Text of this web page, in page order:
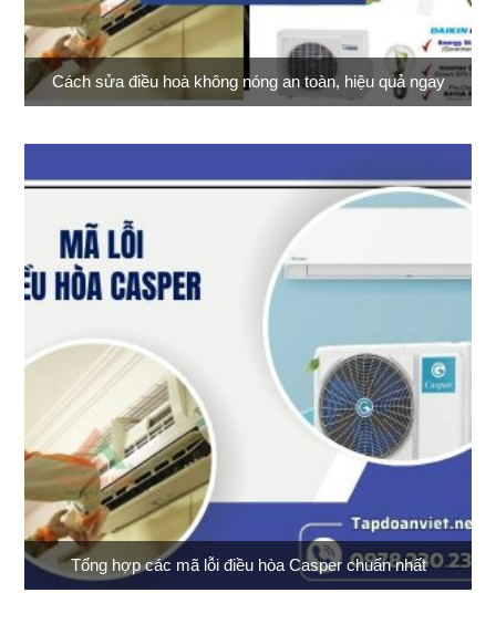
Cách sửa điều hoà không nóng an toàn, hiệu quả ngay
Tổng hợp các mã lỗi điều hòa Casper chuẩn nhất